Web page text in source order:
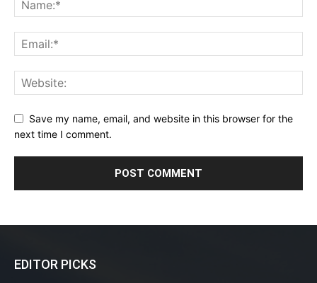
Save my name, email, and website in this browser for the
next time I comment.
EDITOR PICKS